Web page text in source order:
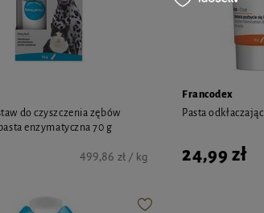
do czyszczenia zębów
enzymatyczna 70 g
499,86 zł / kg
Francodex
Pasta
24,99 zł